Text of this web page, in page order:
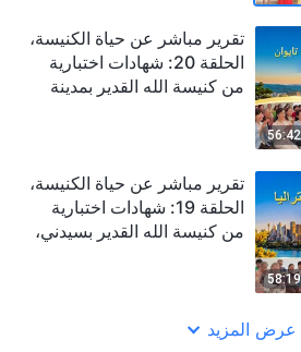
56:42
تقرير مباشر عن حياة الكنيسة،
الحلقة 20: شهادات اختبارية
من كنيسة الله القدير بمدينة
58:19
تقرير مباشر عن حياة الكنيسة،
الحلقة 19: شهادات اختبارية
من كنيسة الله القدير بسيدني،
عرض المزيد